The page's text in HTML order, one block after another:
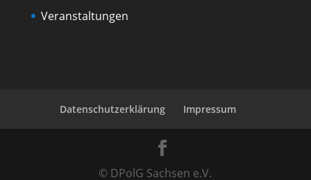
Veranstaltungen
Datenschutzerklärung Impressum
© DPolG Sachsen e.V.